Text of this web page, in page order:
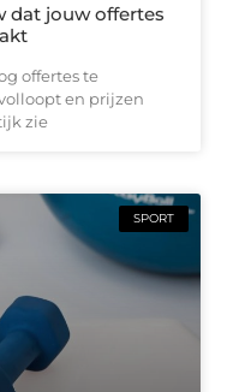
dat jouw offertes
offertes te
en prijzen
zie
SPORT